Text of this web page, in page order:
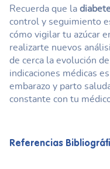
Recuerda que la
control y seguimiento
cómo vigilar tu azúcar
realizarte nuevos
de cerca la evolución
indicaciones médicas
embarazo y parto
constante con tu
Referencias